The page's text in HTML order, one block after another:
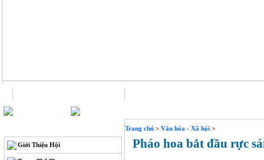
Giới Thiệu Hội
Trang chủ > Văn hóa - Xã hội >
Pháo hoa bắt đầu rực